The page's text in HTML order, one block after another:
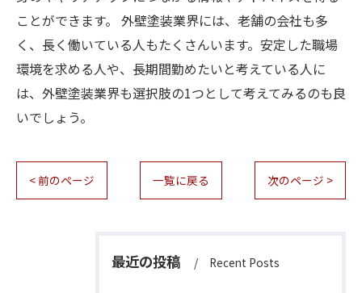
ことができます。 外壁塗装業界には、老舗の会社も多
く、長く働いている人もたくさんいます。安定した職場
環境を求める人や、長期間勤めたいと考えている人に
は、外壁塗装業界も選択肢の1つとして考えてみるのも良
いでしょう。
< 前のページ 一覧に戻る 次のページ >
最近の投稿 Recent Posts